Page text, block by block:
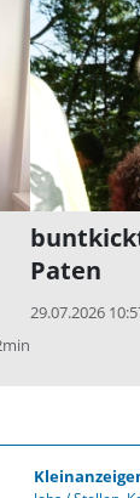
Paten
29.07.2026